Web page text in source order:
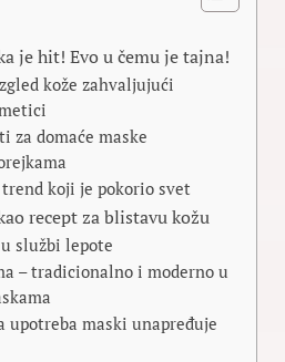
je hit! Evo u čemu je tajna!
kože zahvaljujući
za domaće maske
trend koji je pokorio svet
recept za blistavu kožu
službi lepote
– tradicionalno i moderno u
upotreba maski unapređuje